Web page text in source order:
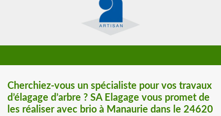
Cherchiez-vous un spécialiste pour vos travaux
d’élagage d’arbre ? SA Elagage vous promet de
les réaliser avec brio à Manaurie dans le 24620